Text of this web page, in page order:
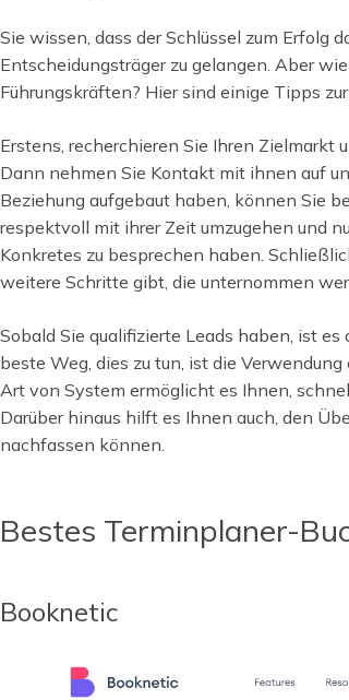
Sie wissen, dass der Schlüssel zum Erfolg
Entscheidungsträger zu gelangen. Aber
Führungskräften? Hier sind einige Tipps
Erstens, recherchieren Sie Ihren Zielmarkt
Dann nehmen Sie Kontakt mit ihnen auf
Beziehung aufgebaut haben, können Sie
respektvoll mit ihrer Zeit umzugehen und
Konkretes zu besprechen haben.
weitere Schritte gibt, die unternommen
Sobald Sie qualifizierte Leads haben, ist
beste Weg, dies zu tun, ist die
Art von System ermöglicht es Ihnen,
Darüber hinaus hilft es Ihnen auch, den
nachfassen können.
Bestes Terminplaner-
Booknetic